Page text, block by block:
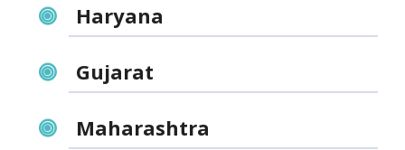
Haryana
Gujarat
Maharashtra